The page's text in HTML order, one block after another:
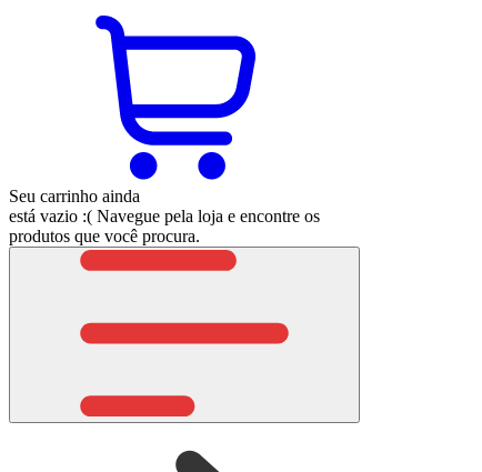
Seu carrinho ainda
está vazio :( Navegue pela loja e encontre os
produtos que você procura.